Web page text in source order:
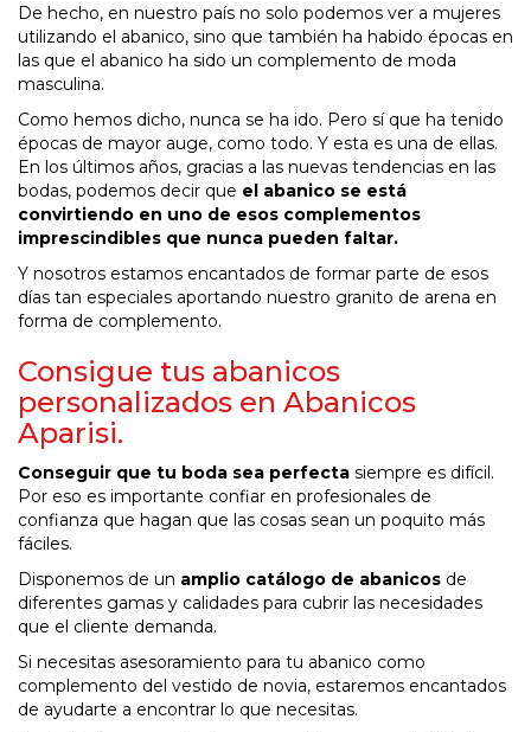
De hecho, en nuestro país no solo podemos ver a mujeres
utilizando el abanico, sino que también ha habido épocas en
las que el abanico ha sido un complemento de moda
masculina.
Como hemos dicho, nunca se ha ido. Pero sí que ha tenido
épocas de mayor auge, como todo. Y esta es una de ellas.
En los últimos años, gracias a las nuevas tendencias en las
bodas, podemos decir que el abanico se está
convirtiendo en uno de esos complementos
imprescindibles que nunca pueden faltar.
Y nosotros estamos encantados de formar parte de esos
días tan especiales aportando nuestro granito de arena en
forma de complemento.
Consigue tus abanicos
personalizados en Abanicos
Aparisi.
Conseguir que tu boda sea perfecta siempre es difícil.
Por eso es importante confiar en profesionales de
confianza que hagan que las cosas sean un poquito más
fáciles.
Disponemos de un amplio catálogo de abanicos de
diferentes gamas y calidades para cubrir las necesidades
que el cliente demanda.
Si necesitas asesoramiento para tu abanico como
complemento del vestido de novia, estaremos encantados
de ayudarte a encontrar lo que necesitas.